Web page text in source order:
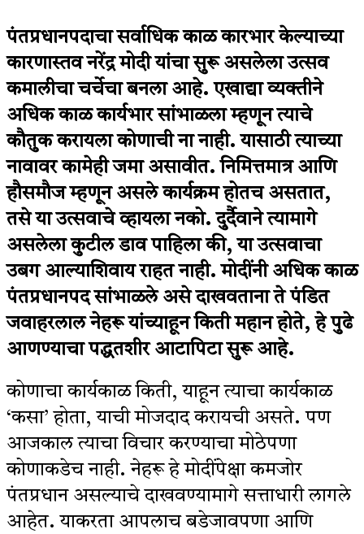
पंतप्रधानपदाचा सर्वाधिक काळ कारभार केल्याच्या
कारणास्तव नरेंद्र मोदी यांचा सुरू असलेला उत्सव
कमालीचा चर्चेचा बनला आहे. एखाद्या व्यक्तीने
अधिक काळ कार्यभार सांभाळला म्हणून त्याचे
कौतुक करायला कोणाची ना नाही. यासाठी त्याच्या
नावावर कामेही जमा असावीत. निमित्तमात्र आणि
हौसमौज म्हणून असले कार्यक्रम होतच असतात,
तसे या उत्सवाचे व्हायला नको. दुर्दैवाने त्यामागे
असलेला कुटील डाव पाहिला की, या उत्सवाचा
उबग आल्याशिवाय राहत नाही. मोदींनी अधिक काळ
पंतप्रधानपद सांभाळले असे दाखवताना ते पंडित
जवाहरलाल नेहरू यांच्याहून किती महान होते, हे पुढे
आणण्याचा पद्धतशीर आटापिटा सुरू आहे.
कोणाचा कार्यकाळ किती, याहून त्याचा कार्यकाळ
‘कसा’ होता, याची मोजदाद करायची असते. पण
आजकाल त्याचा विचार करण्याचा मोठेपणा
कोणाकडेच नाही. नेहरू हे मोदींपेक्षा कमजोर
पंतप्रधान असल्याचे दाखवण्यामागे सत्ताधारी लागले
आहेत. याकरता आपलाच बडेजावपणा आणि